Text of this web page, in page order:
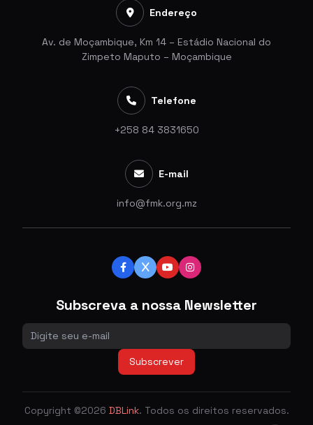
Endereço
Av. de Moçambique, Km 14 – Estádio Nacional do
Zimpeto Maputo – Moçambique
Telefone
+258 84 3831650
E-mail
info@fmk.org.mz
Subscreva a nossa Newsletter
Subscrever
Copyright ©2026 DBLink. Todos os direitos reservados.